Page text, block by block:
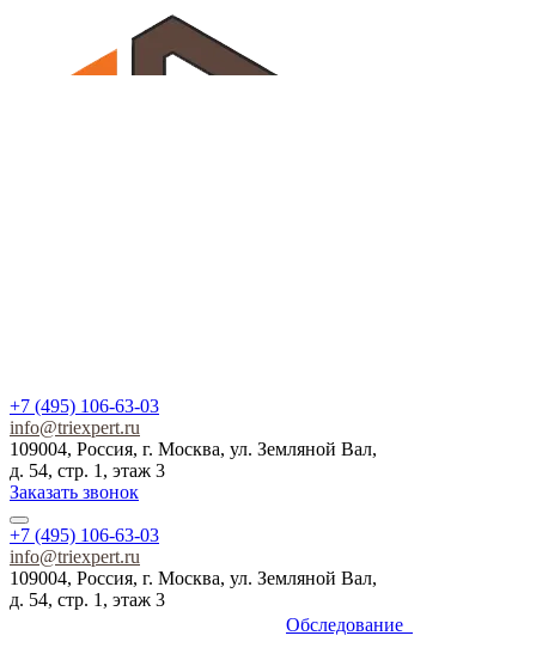
+7 (495) 106-63-03
info@triexpert.ru
109004, Россия, г. Москва, ул. Земляной Вал,
д. 54, стр. 1, этаж 3
Заказать звонок
+7 (495) 106-63-03
info@triexpert.ru
109004, Россия, г. Москва, ул. Земляной Вал,
д. 54, стр. 1, этаж 3
Обследование